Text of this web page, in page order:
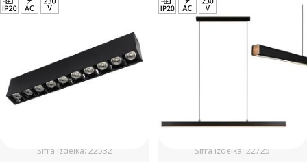
Šifra izdelka: 22532 Šifra izdelka: 22725